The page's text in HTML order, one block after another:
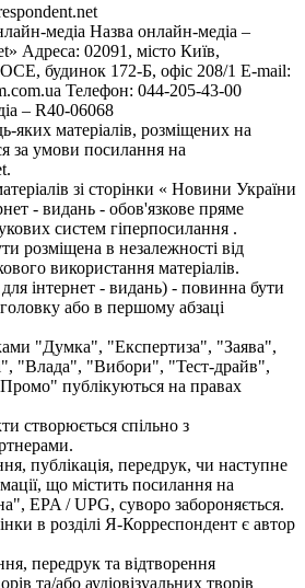
медіа Назва онлайн-медіа –
Адреса: 02091, місто Київ,
будинок 172-Б, офіс 208/1 E-mail:
Телефон: 044-205-43-00
– R40-06068
яких матеріалів, розміщених на
за умови посилання на
зі сторінки « Новини України
- видань - обов'язкове пряме
систем гіперпосилання .
розміщена в незалежності від
використання матеріалів.
інтернет - видань) - повинна бути
або в першому абзаці
"Думка", "Експертиза", "Заява",
"Влада", "Вибори", "Тест-драйв",
публікуються на правах
створюється спільно з
публікація, передрук, чи наступне
що містить посилання на
EPA / UPG, суворо забороняється.
в розділі Я-Корреспондент є автор
передрук та відтворення
та/або аудіовізуальних творів